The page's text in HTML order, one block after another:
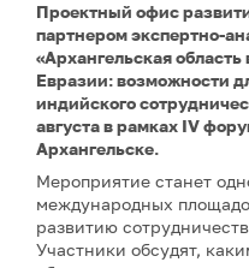
Проектный офис
партнером экспертно-
«Архангельская
Евразии: возможности
индийского
августа в рамках IV
Архангельске.
Мероприятие станет
международных
развитию
Участники обсудят,